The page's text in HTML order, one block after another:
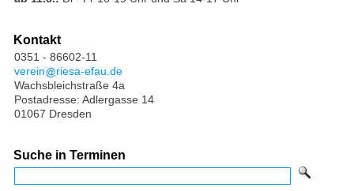
Kontakt
0351 - 86602-11
verein
riesa-efau.de
Wachsbleichstraße 4a
Postadresse: Adlergasse 14
01067 Dresden
Suche in Terminen